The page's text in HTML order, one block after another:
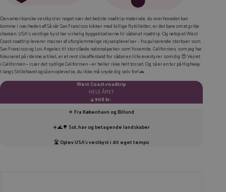
LINKEDIN
TWITTER
E-MAIL
KOPIER LINK
Den amerikanske vestkyst er noget nær det bedste roadtrip-materiale, du overhovedet kan
komme i nærheden af! Så når San Francisco lokker med billige flybilletter, er det bare om at gribe
chancen. USA’s vestlige kyst har virkelig byggeklodserne til sådan et roadtrip. Og netop et West
Coast-roadtrip leverer masser af uforglemmelige rejseoplevelser – fra pulserende storbyer som
San Francisco og Los Angeles til storslåede nationalparker som Yosemite. Californien, som jeg har
fokuseret på i denne artikel, er et rent slaraffenland for sådan en lille eventyrer som dig 😍 Vejret
i Californien – især det sydlige Californien – er heller ikke helt tosset. Og så er en tur på Highway
1 langs Stillehavet også en oplevelse, du ikke må snyde dig selv for! 🚗
West Coast-roadtrip
HELE ÅRET
4.908 kr.
✈️ Fra København og Billund
☀️🌊🌳 Sol, hav og betagende landskaber
🛣️Oplev USA’s vestkyst i dit eget tempo